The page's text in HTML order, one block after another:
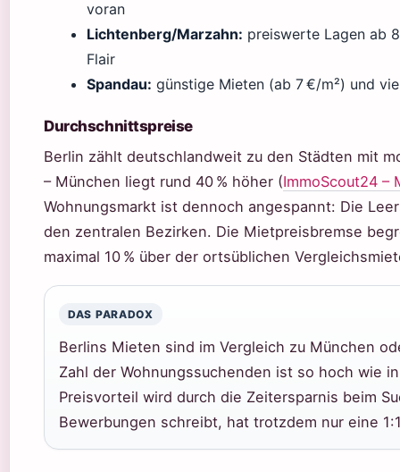
voran
Lichtenberg/Marzahn: preiswerte Lagen ab
Flair
Spandau: günstige Mieten (ab 7 €/m²) und
Durchschnittspreise
Berlin zählt deutschlandweit zu den Städten mit
– München liegt rund 40 % höher (ImmoScout24 –
Wohnungsmarkt ist dennoch angespannt: Die
den zentralen Bezirken. Die Mietpreisbremse
maximal 10 % über der ortsüblichen
DAS PARADOX
Berlins Mieten sind im Vergleich zu München
Zahl der Wohnungssuchenden ist so hoch wie
Preisvorteil wird durch die Zeitersparnis beim
Bewerbungen schreibt, hat trotzdem nur eine